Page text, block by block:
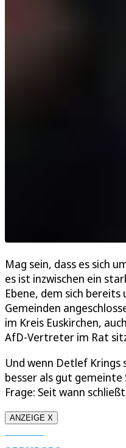
Mag sein, dass es sich
es ist inzwischen ein
Ebene, dem sich
Gemeinden
im Kreis Euskirchen,
AfD-Vertreter im Rat
Und wenn Detlef Krings
besser als gut
Frage: Seit wann
ANZEIGE X